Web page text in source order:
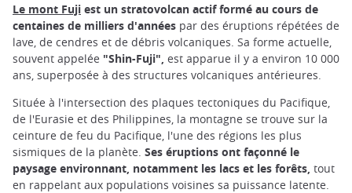
Le mont Fuji est un stratovolcan actif formé au cours de
centaines de milliers d'années par des éruptions répétées de
lave, de cendres et de débris volcaniques. Sa forme actuelle,
souvent appelée "Shin-Fuji", est apparue il y a environ 10 000
ans, superposée à des structures volcaniques antérieures.
Située à l'intersection des plaques tectoniques du Pacifique,
de l'Eurasie et des Philippines, la montagne se trouve sur la
ceinture de feu du Pacifique, l'une des régions les plus
sismiques de la planète. Ses éruptions ont façonné le
paysage environnant, notamment les lacs et les forêts, tout
en rappelant aux populations voisines sa puissance latente.